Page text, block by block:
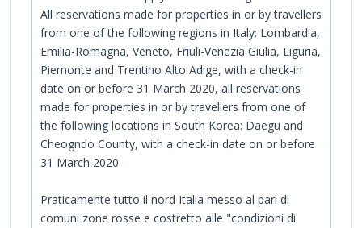
All reservations made for properties in or by travellers
from one of the following regions in Italy: Lombardia,
Emilia-Romagna, Veneto, Friuli-Venezia Giulia, Liguria,
Piemonte and Trentino Alto Adige, with a check-in
date on or before 31 March 2020, all reservations
made for properties in or by travellers from one of
the following locations in South Korea: Daegu and
Cheogndo County, with a check-in date on or before
31 March 2020
Praticamente tutto il nord Italia messo al pari di
comuni zone rosse e costretto alle "condizioni di